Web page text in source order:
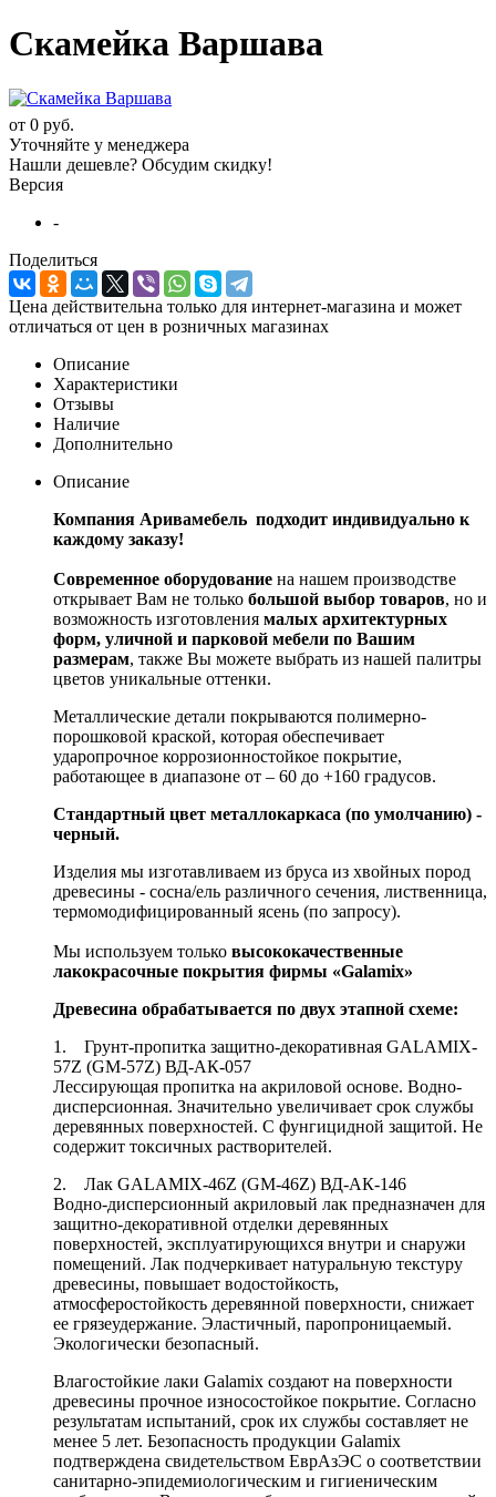
Скамейка Варшава
от 0 руб.
Уточняйте у менеджера
Нашли дешевле? Обсудим скидку!
Версия
-
Поделиться
Цена действительна только для интернет-магазина и может
отличаться от цен в розничных магазинах
Описание
Характеристики
Отзывы
Наличие
Дополнительно
Описание
Компания Аривамебель подходит индивидуально к
каждому заказу!
Современное оборудование на нашем производстве
открывает Вам не только большой выбор товаров, но и
возможность изготовления малых архитектурных
форм, уличной и парковой мебели по Вашим
размерам, также Вы можете выбрать из нашей палитры
цветов уникальные оттенки.
Металлические детали покрываются полимерно-
порошковой краской, которая обеспечивает
ударопрочное коррозионностойкое покрытие,
работающее в диапазоне от – 60 до +160 градусов.
Стандартный цвет металлокаркаса (по умолчанию) -
черный.
Изделия мы изготавливаем из бруса из хвойных пород
древесины - сосна/ель различного сечения, лиственница,
термомодифицированный ясень (по запросу).
Мы используем только высококачественные
лакокрасочные покрытия фирмы «Galamix»
Древесина обрабатывается по двух этапной схеме:
1. Грунт-пропитка защитно-декоративная GALAMIX-
57Z (GM-57Z) ВД-АК-057
Лессирующая пропитка на акриловой основе. Водно-
дисперсионная. Значительно увеличивает срок службы
деревянных поверхностей. С фунгицидной защитой. Не
содержит токсичных растворителей.
2. Лак GALAMIX-46Z (GM-46Z) ВД-АК-146
Водно-дисперсионный акриловый лак предназначен для
защитно-декоративной отделки деревянных
поверхностей, эксплуатирующихся внутри и снаружи
помещений. Лак подчеркивает натуральную текстуру
древесины, повышает водостойкость,
атмосферостойкость деревянной поверхности, снижает
ее грязеудержание. Эластичный, паропроницаемый.
Экологически безопасный.
Влагостойкие лаки Galamix создают на поверхности
древесины прочное износостойкое покрытие. Согласно
результатам испытаний, срок их службы составляет не
менее 5 лет. Безопасность продукции Galamix
подтверждена свидетельством ЕврАзЭС о соответствии
санитарно-эпидемиологическим и гигиеническим